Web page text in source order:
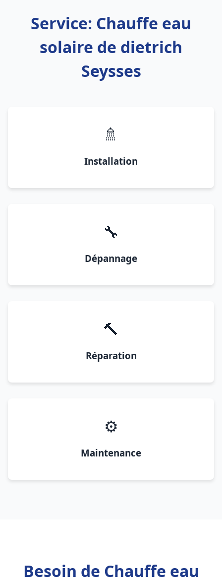
Service: Chauffe eau
solaire de dietrich
Seysses
🚿
Installation
🔧
Dépannage
🔨
Réparation
⚙️
Maintenance
Besoin de Chauffe eau